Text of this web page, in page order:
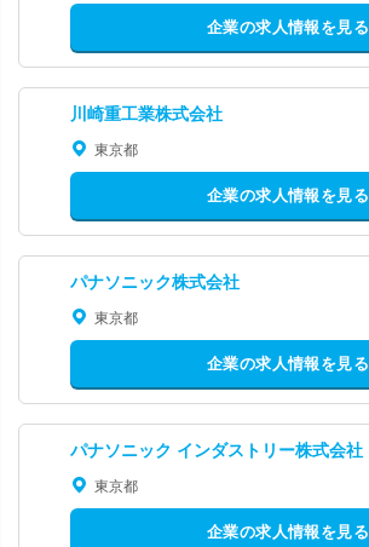
企業の求人情報を見る
川崎重工業株式会社
東京都
企業の求人情報を見る
パナソニック株式会社
東京都
企業の求人情報を見る
パナソニック インダストリー株式会社
東京都
企業の求人情報を見る